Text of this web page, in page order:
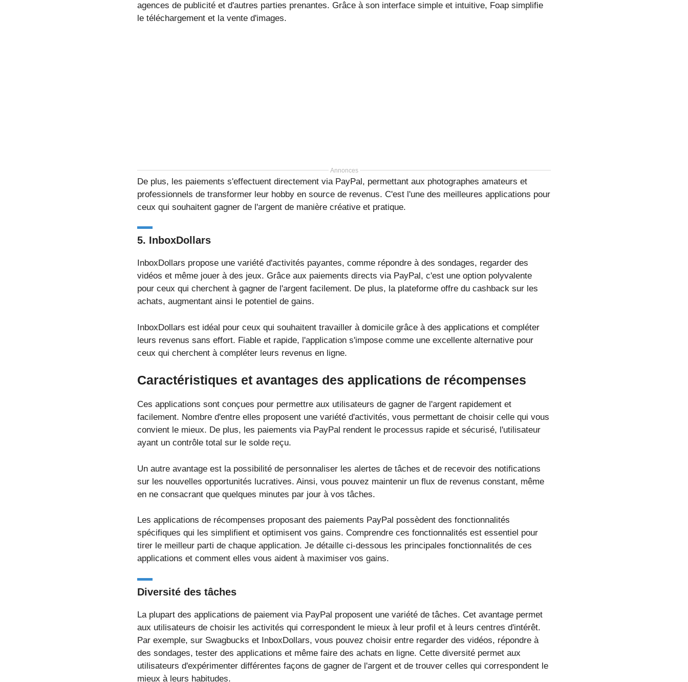
agences de publicité et d'autres parties prenantes. Grâce à son interface simple et intuitive, Foap simplifie
le téléchargement et la vente d'images.
Annonces
De plus, les paiements s'effectuent directement via PayPal, permettant aux photographes amateurs et
professionnels de transformer leur hobby en source de revenus. C'est l'une des meilleures applications pour
ceux qui souhaitent gagner de l'argent de manière créative et pratique.
5. InboxDollars
InboxDollars propose une variété d'activités payantes, comme répondre à des sondages, regarder des
vidéos et même jouer à des jeux. Grâce aux paiements directs via PayPal, c'est une option polyvalente
pour ceux qui cherchent à gagner de l'argent facilement. De plus, la plateforme offre du cashback sur les
achats, augmentant ainsi le potentiel de gains.
InboxDollars est idéal pour ceux qui souhaitent travailler à domicile grâce à des applications et compléter
leurs revenus sans effort. Fiable et rapide, l'application s'impose comme une excellente alternative pour
ceux qui cherchent à compléter leurs revenus en ligne.
Caractéristiques et avantages des applications de récompenses
Ces applications sont conçues pour permettre aux utilisateurs de gagner de l'argent rapidement et
facilement. Nombre d'entre elles proposent une variété d'activités, vous permettant de choisir celle qui vous
convient le mieux. De plus, les paiements via PayPal rendent le processus rapide et sécurisé, l'utilisateur
ayant un contrôle total sur le solde reçu.
Un autre avantage est la possibilité de personnaliser les alertes de tâches et de recevoir des notifications
sur les nouvelles opportunités lucratives. Ainsi, vous pouvez maintenir un flux de revenus constant, même
en ne consacrant que quelques minutes par jour à vos tâches.
Les applications de récompenses proposant des paiements PayPal possèdent des fonctionnalités
spécifiques qui les simplifient et optimisent vos gains. Comprendre ces fonctionnalités est essentiel pour
tirer le meilleur parti de chaque application. Je détaille ci-dessous les principales fonctionnalités de ces
applications et comment elles vous aident à maximiser vos gains.
Diversité des tâches
La plupart des applications de paiement via PayPal proposent une variété de tâches. Cet avantage permet
aux utilisateurs de choisir les activités qui correspondent le mieux à leur profil et à leurs centres d'intérêt.
Par exemple, sur Swagbucks et InboxDollars, vous pouvez choisir entre regarder des vidéos, répondre à
des sondages, tester des applications et même faire des achats en ligne. Cette diversité permet aux
utilisateurs d'expérimenter différentes façons de gagner de l'argent et de trouver celles qui correspondent le
mieux à leurs habitudes.